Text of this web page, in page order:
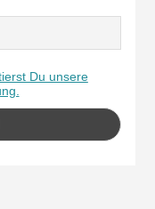
Du unsere